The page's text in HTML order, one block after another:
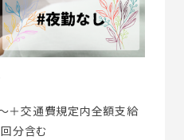
＋交通費規定内全額支給
分含む